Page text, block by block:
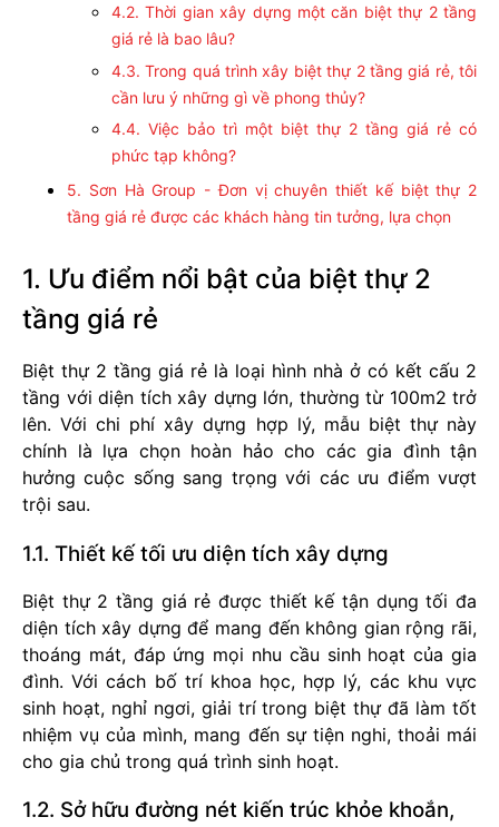
4.2. Thời gian xây dựng một căn biệt thự 2 tầng
giá rẻ là bao lâu?
4.3. Trong quá trình xây biệt thự 2 tầng giá rẻ, tôi
cần lưu ý những gì về phong thủy?
4.4. Việc bảo trì một biệt thự 2 tầng giá rẻ có
phức tạp không?
5. Sơn Hà Group - Đơn vị chuyên thiết kế biệt thự 2
tầng giá rẻ được các khách hàng tin tưởng, lựa chọn
1. Ưu điểm nổi bật của biệt thự 2
tầng giá rẻ
Biệt thự 2 tầng giá rẻ là loại hình nhà ở có kết cấu 2
tầng với diện tích xây dựng lớn, thường từ 100m2 trở
lên. Với chi phí xây dựng hợp lý, mẫu biệt thự này
chính là lựa chọn hoàn hảo cho các gia đình tận
hưởng cuộc sống sang trọng với các ưu điểm vượt
trội sau.
1.1. Thiết kế tối ưu diện tích xây dựng
Biệt thự 2 tầng giá rẻ được thiết kế tận dụng tối đa
diện tích xây dựng để mang đến không gian rộng rãi,
thoáng mát, đáp ứng mọi nhu cầu sinh hoạt của gia
đình. Với cách bố trí khoa học, hợp lý, các khu vực
sinh hoạt, nghỉ ngơi, giải trí trong biệt thự đã làm tốt
nhiệm vụ của mình, mang đến sự tiện nghi, thoải mái
cho gia chủ trong quá trình sinh hoạt.
1.2. Sở hữu đường nét kiến trúc khỏe khoắn,